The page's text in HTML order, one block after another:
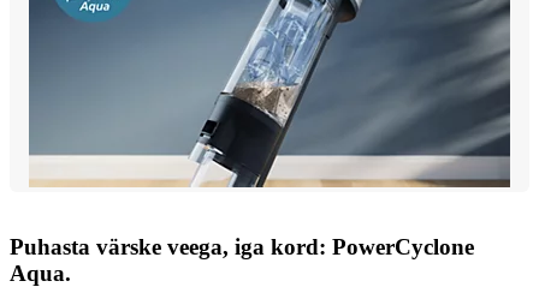
Puhasta värske veega, iga kord: PowerCyclone
Aqua.